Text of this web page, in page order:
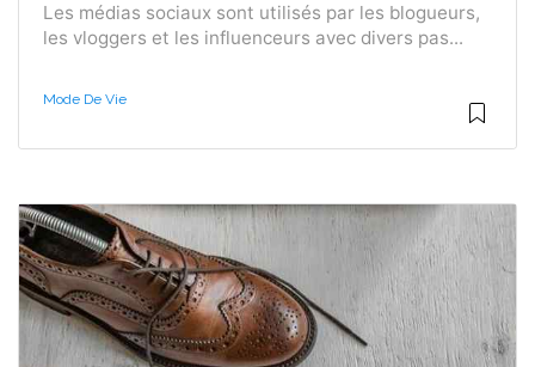
Les médias sociaux sont utilisés par les blogueurs,
les vloggers et les influenceurs avec divers pas...
Mode De Vie